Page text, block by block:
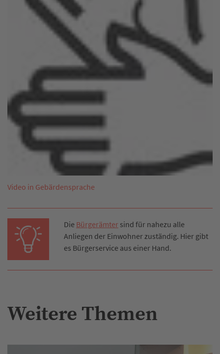
Video in Gebärdensprache
Die Bürgerämter sind für nahezu alle
Anliegen der Einwohner zuständig. Hier gibt
es Bürgerservice aus einer Hand.
Weitere Themen